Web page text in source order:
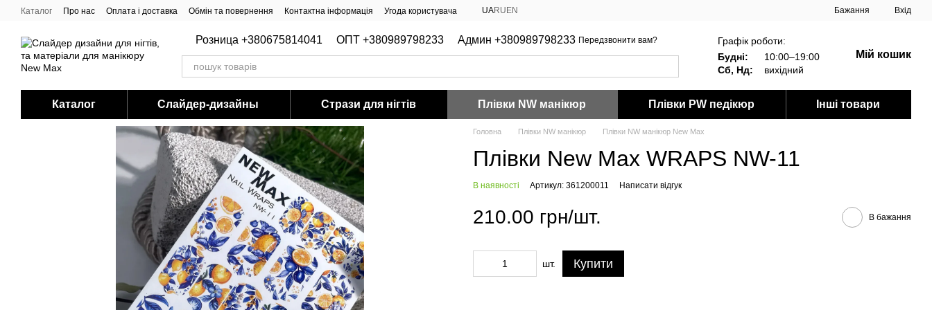
Перейти до основного контенту
Каталог Про нас Оплата і доставка Обмін та повернення Контактна інформація Угода користувача UARU EN Бажання Вхід
Розница +380675814041 ОПТ +380989798233 Админ +380989798233 Передзвонити вам?
Графік роботи:
Будні:
10:00–19:00
Сб, Нд:
вихідний
Мій кошик
Каталог Слайдер-дизайны Стрази для нігтів Плівки NW манікюр Плівки PW педікюр Інші товари
Головна Плівки NW манікюр Плівки NW манікюр New Max
Плівки New Max WRAPS NW-11
В наявності Артикул: 361200011 Написати відгук
210.00 грн/шт. В бажання
шт. Купити